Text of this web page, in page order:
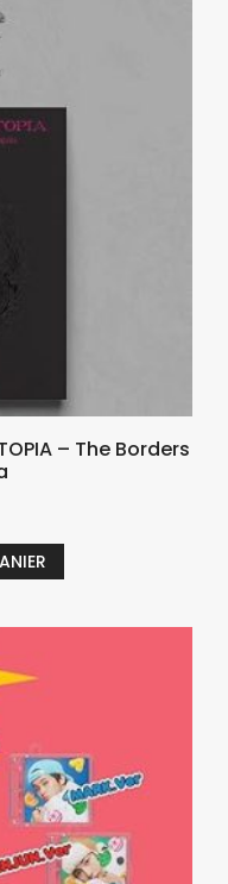
– The Borders